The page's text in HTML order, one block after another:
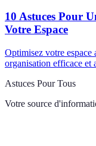
10 Astuces Pour
Votre Espace
Optimisez votre espace
organisation efficace et
Astuces Pour Tous
Votre source